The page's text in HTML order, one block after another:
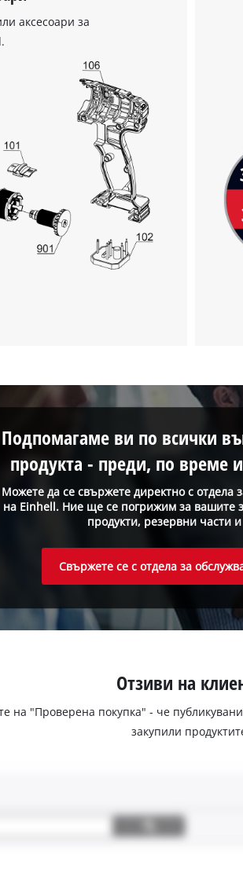
заредим услугата Google
This content is not permitted
to trackers that are not
visitor. The website owner
the site with their CMP to add
to the list of technologies
Powered by
Usercentrics
Management
аксесоари за
Можете да се свържете директно с отдела
на Einhell. Ние ще се погрижим за вашите
продукти, резервни части
Подпомагаме ви по всички
продукта - преди, по време
Свържете се с отдела за
Отзиви на
на "Проверена покупка" - че
закупили